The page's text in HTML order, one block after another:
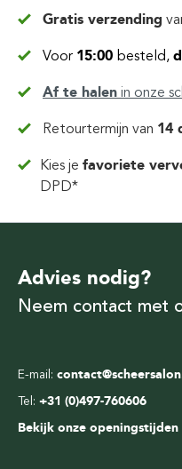
Gratis verzending
Voor 15:00 besteld,
Af te halen in onze
Retourtermijn van 14
Kies jefavoriete
DPD*
E-mail:
Tel: +31 (0)497-760606
Bekijk onze openingstijden
Advies nodig?
Neem contact met